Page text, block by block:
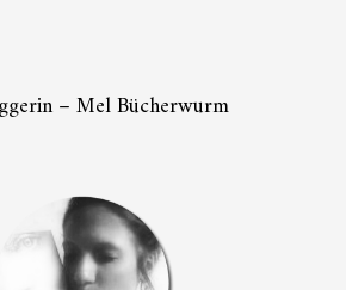
– Mel Bücherwurm